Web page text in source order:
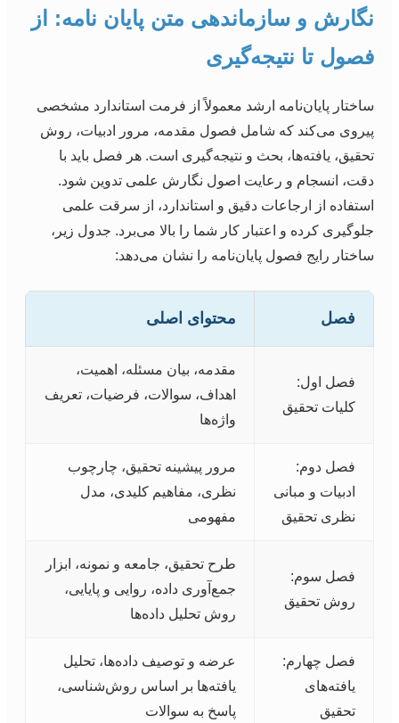
نگارش و سازماندهی متن پایان نامه: از
فصول تا نتیجه‌گیری
ساختار پایان‌نامه ارشد معمولاً از فرمت استاندارد مشخصی
پیروی می‌کند که شامل فصول مقدمه، مرور ادبیات، روش
تحقیق، یافته‌ها، بحث و نتیجه‌گیری است. هر فصل باید با
دقت، انسجام و رعایت اصول نگارش علمی تدوین شود.
استفاده از ارجاعات دقیق و استاندارد، از سرقت علمی
جلوگیری کرده و اعتبار کار شما را بالا می‌برد. جدول زیر،
ساختار رایج فصول پایان‌نامه را نشان می‌دهد:
فصل محتوای اصلی
فصل اول:
کلیات تحقیق
مقدمه، بیان مسئله، اهمیت،
اهداف، سوالات، فرضیات، تعریف
واژه‌ها
فصل دوم:
ادبیات و مبانی
نظری تحقیق
مرور پیشینه تحقیق، چارچوب
نظری، مفاهیم کلیدی، مدل
مفهومی
فصل سوم:
روش تحقیق
طرح تحقیق، جامعه و نمونه، ابزار
جمع‌آوری داده، روایی و پایایی،
روش تحلیل داده‌ها
فصل چهارم:
یافته‌های
تحقیق
عرضه و توصیف داده‌ها، تحلیل
یافته‌ها بر اساس روش‌شناسی،
پاسخ به سوالات